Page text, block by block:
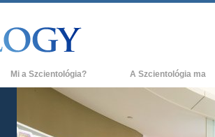
Mi a Szcientológia?
Hittételek és gyakorlatok
A Szcientológia hitvallásai és kódexei
A Szcientológia ma
Szcientológia egyházak
Új Szcientológia egyházak